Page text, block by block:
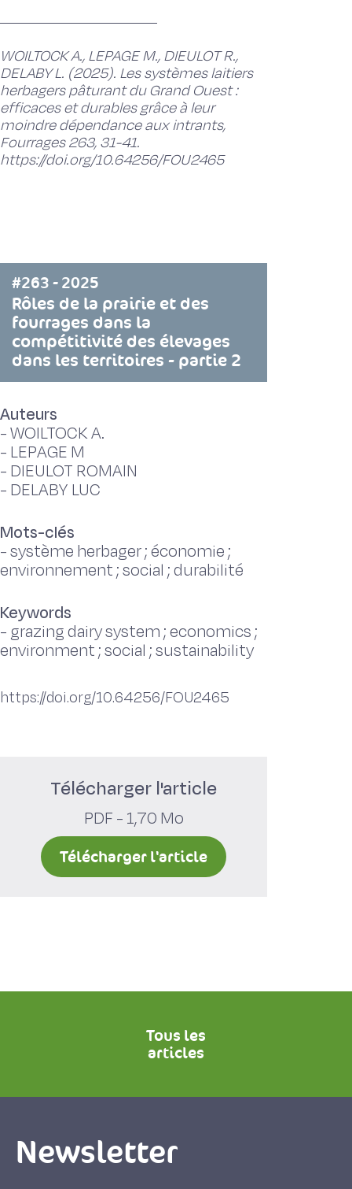
WOILTOCK A., LEPAGE M., DIEULOT R.,
DELABY L. (2025). Les systèmes laitiers
herbagers pâturant du Grand Ouest :
efficaces et durables grâce à leur
moindre dépendance aux intrants,
Fourrages 263, 31-41.
https://doi.org/10.64256/FOU2465
#263 - 2025
Rôles de la prairie et des
fourrages dans la
compétitivité des élevages
dans les territoires - partie 2
Auteurs
-WOILTOCK A.
- LEPAGE M
- DIEULOT ROMAIN
- DELABY LUC
Mots-clés
-système herbager ; économie ;
environnement ; social ; durabilité
Keywords
- grazing dairy system ; economics ;
environment ; social ; sustainability
https://doi.org/10.64256/FOU2465
Télécharger l'article
PDF - 1,70 Mo
Télécharger l'article
Tous les
articles
Newsletter